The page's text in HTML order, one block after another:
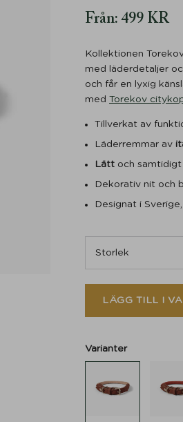
Från: 499 KR
Kollektionen
med läderdetaljer
och får en lyxig
med Torekov
Tillverkat av
Läderremmar av
Lätt och samtidigt
Dekorativ nit och
Designat i Sverige,
LÄGG TILL I
Varianter